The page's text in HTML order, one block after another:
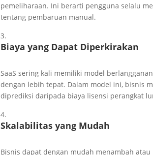
pemeliharaan. Ini berarti pengguna selalu
tentang pembaruan manual.
Biaya yang Dapat Diperkirakan
SaaS sering kali memiliki model
dengan lebih tepat. Dalam model ini, bisnis
diprediksi daripada biaya lisensi perangkat
Skalabilitas yang Mudah
Bisnis dapat dengan mudah menambah